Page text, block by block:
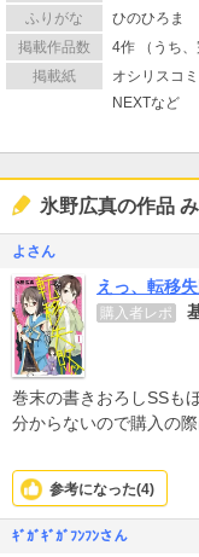
ふりがな
ひのひろま
掲載作品数
4作 （うち、
掲載紙
オシリスコ
NEXTなど
氷野広真の作品
よさん
えっ、転移
購入者レポ
巻末の書きおろしSSも
分からないので購入の
ストーリーはまあまあ
の子は結構可愛いです。
参考になった(4)
ｷﾞｶﾞｷﾞｶﾞﾌﾝﾌﾝさん